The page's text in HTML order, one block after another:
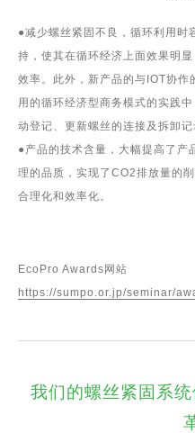
●减少螺丝紧固不良，循环利用时
持，使其在循环经济上面效果明
效率。此外，新产品的与IOT协作
用的循环经济型商务模式的实践
动登记、更新螺丝的连接及拆卸记
●产品的技术含量，大幅提高了产
理的品质，实现了CO2排放量的
合理化和效率化。
EcoPro Awards网站
https://sumpo.or.jp/seminar/
我们的螺丝紧固系